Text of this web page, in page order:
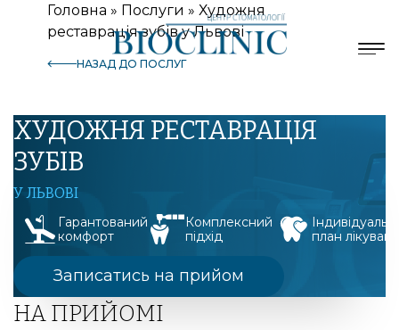
Головна » Послуги » Художня
реставрація зубів у Львові
НАЗАД ДО ПОСЛУГ
ХУДОЖНЯ РЕСТАВРАЦІЯ
ЗУБІВ
У ЛЬВОВІ
Гарантований
комфорт
Комплексний
підхід
план
Записатись на прийом
НА ПРИЙОМІ